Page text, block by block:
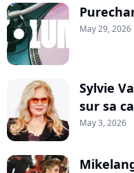
May 29, 2026
Sylvie
sur sa
May 3, 2026